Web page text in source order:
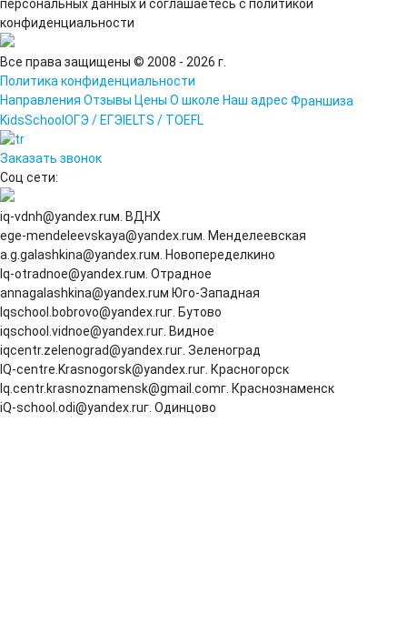
персональных данных и соглашаетесь c политикой
конфиденциальности
Все права защищены © 2008 - 2026 г.
Политика конфиденциальности
Направления Отзывы Цены О школе Наш адрес Франшиза
KidsSchoolОГЭ / ЕГЭIELTS / TOEFL
Заказать звонок
Соц сети:
iq-vdnh@yandex.ruм. ВДНХ
ege-mendeleevskaya@yandex.ruм. Менделеевская
a.g.galashkina@yandex.ruм. Новопеределкино
Iq-otradnoe@yandex.ruм. Отрадное
annagalashkina@yandex.ruм Юго-Западная
Iqschool.bobrovo@yandex.ruг. Бутово
iqschool.vidnoe@yandex.ruг. Видное
iqcentr.zelenograd@yandex.ruг. Зеленоград
IQ-centre.Krasnogorsk@yandex.ruг. Красногорск
Iq.centr.krasnoznamensk@gmail.comг. Краснознаменск
iQ-school.odi@yandex.ruг. Одинцово